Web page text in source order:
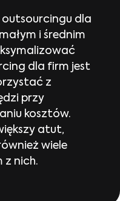
dla
i średnim
dla firm jest
z
przy
kosztów.
atut,
wiele
z nich.